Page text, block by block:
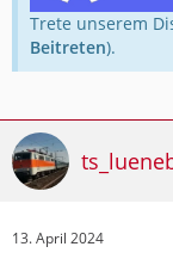
Trete unserem
Beitreten).
13. April 2024